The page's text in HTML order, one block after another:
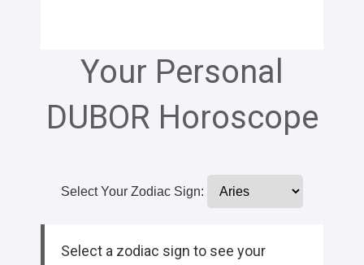
Your Personal
DUBOR Horoscope
Select Your Zodiac Sign:
Select a zodiac sign to see your